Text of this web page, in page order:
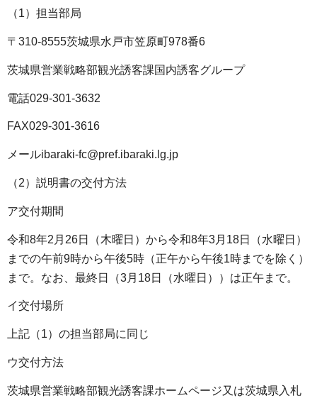
（1）担当部局
〒310-8555茨城県水戸市笠原町978番6
茨城県営業戦略部観光誘客課国内誘客グループ
電話029-301-3632
FAX029-301-3616
メールibaraki-fc@pref.ibaraki.lg.jp
（2）説明書の交付方法
ア交付期間
令和8年2月26日（木曜日）から令和8年3月18日（水曜日）
までの午前9時から午後5時（正午から午後1時までを除く）
まで。なお、最終日（3月18日（水曜日））は正午まで。
イ交付場所
上記（1）の担当部局に同じ
ウ交付方法
茨城県営業戦略部観光誘客課ホームページ又は茨城県入札